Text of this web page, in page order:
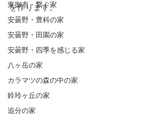
東御市・繋ぐ家
安曇野・豊科の家
安曇野・田園の家
安曇野・四季を感じる家
八ヶ岳の家
カラマツの森の中の家
鈴玲ヶ丘の家
追分の家
を作ります。